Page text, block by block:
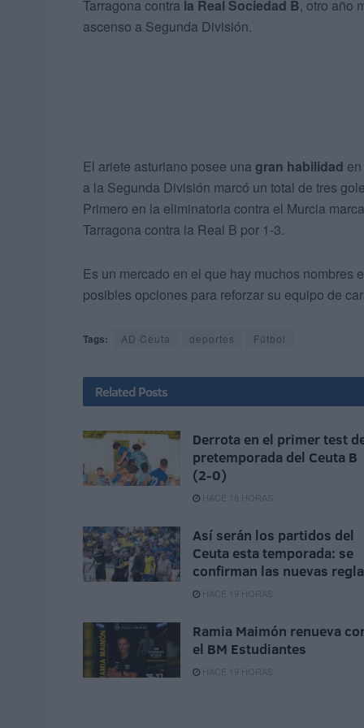
Tarragona contra la Real Sociedad B, otro año
ascenso a Segunda División.
El ariete asturiano posee una gran habilidad
a la Segunda División marcó un total de tres
Primero en la eliminatoria contra el Murcia
Tarragona contra la Real B por 1-3.
Es un mercado en el que hay muchos nombres
posibles opciones para reforzar su equipo de
Tags: AD Ceuta deportes Fútbol
Related Posts
Derrota en el primer test
pretemporada del Ceuta B
(2-0)
HACE 18 HORAS
Así serán los partidos del
Ceuta esta temporada: se
confirman las nuevas
HACE 19 HORAS
Ramia Maimón renueva
el BM Estudiantes
HACE 19 HORAS